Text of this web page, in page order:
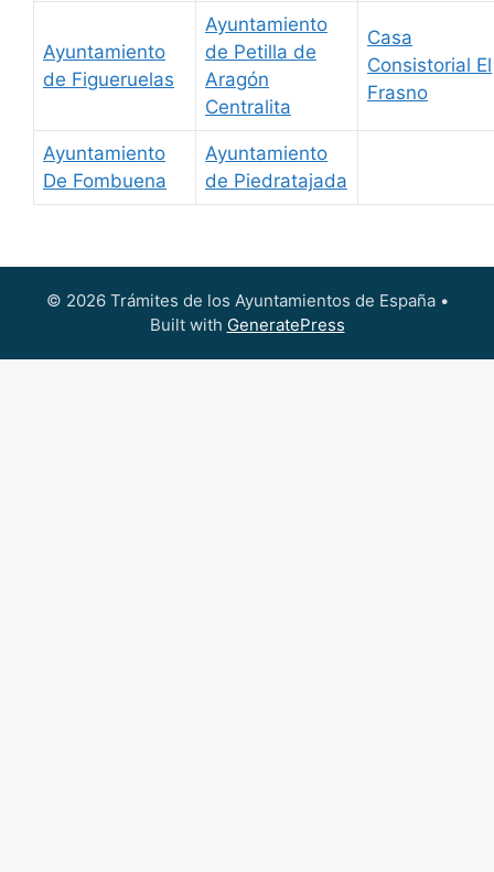
Ayuntamiento
de Figueruelas
Ayuntamiento
de Petilla de
Aragón
Centralita
Casa
Consistorial El
Frasno
Ayuntamiento
De Fombuena
Ayuntamiento
de Piedratajada
© 2026 Trámites de los Ayuntamientos de España•
Built with GeneratePress